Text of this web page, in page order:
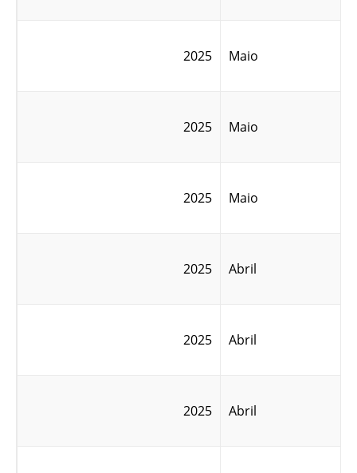
2025 Maio
2025 Maio
2025 Maio
2025 Abril
2025 Abril
2025 Abril